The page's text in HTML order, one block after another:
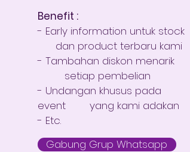
Benefit :
- Early information untuk stock
dan product terbaru kami
- Tambahan diskon menarik
setiap pembelian
- Undangan khusus pada
event yang kami adakan
- Etc.
Gabung Grup Whatsapp